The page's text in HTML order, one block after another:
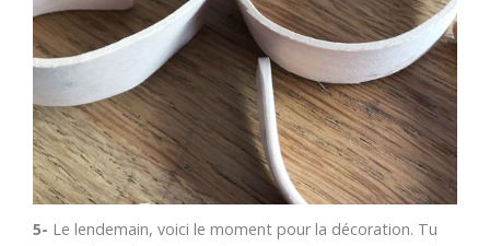
5- Le lendemain, voici le moment pour la décoration. Tu